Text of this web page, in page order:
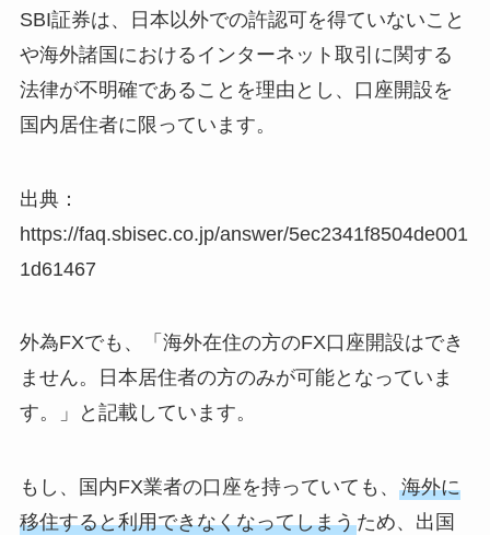
SBI証券は、日本以外での許認可を得ていないこと
や海外諸国におけるインターネット取引に関する
法律が不明確であることを理由とし、口座開設を
国内居住者に限っています。
出典：
https://faq.sbisec.co.jp/answer/5ec2341f8504de001
1d61467
外為FXでも、「海外在住の方のFX口座開設はでき
ません。日本居住者の方のみが可能となっていま
す。」と記載しています。
もし、国内FX業者の口座を持っていても、 海外に
移住すると利用できなくなってしまうため、出国